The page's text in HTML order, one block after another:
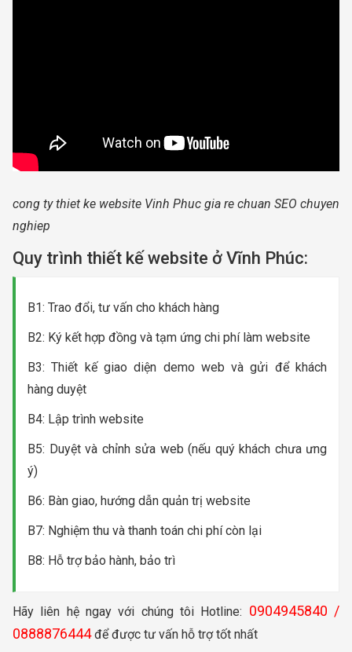
cong ty thiet ke website Vinh Phuc gia re chuan SEO chuyen
nghiep
Quy trình thiết kế website ở Vĩnh Phúc:
B1: Trao đổi, tư vấn cho khách hàng
B2: Ký kết hợp đồng và tạm ứng chi phí làm website
B3: Thiết kế giao diện demo web và gửi để khách
hàng duyệt
B4: Lập trình website
B5: Duyệt và chỉnh sửa web (nếu quý khách chưa ưng
ý)
B6: Bàn giao, hướng dẫn quản trị website
B7: Nghiệm thu và thanh toán chi phí còn lại
B8: Hỗ trợ bảo hành, bảo trì
Hãy liên hệ ngay với chúng tôi Hotline: 0904945840 /
0888876444để được tư vấn hỗ trợ tốt nhất